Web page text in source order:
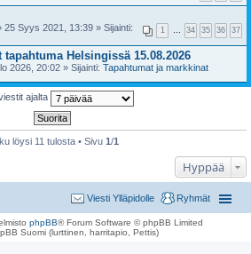
1 34 35 36 37
25 Syys 2021, 13:39 » Sijainti:
Helsingissä 15.08.2026
2026, 20:02 » Sijainti: Tapahtumat ja markkinat
ajalta
löysi 11 tulosta • Sivu 1/1
Hyppää
Ryhmät
Viesti Ylläpidolle
phpBB® Forum Software © phpBB Limited
Suomi (lurttinen, harritapio, Pettis)